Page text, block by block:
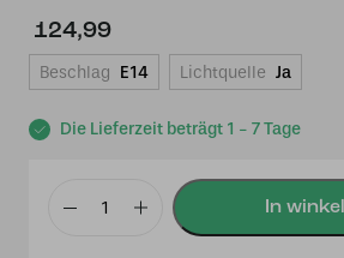
Die Lieferzeit beträgt 1 - 7 Tage
124,99
Beschlag E14 Lichtquelle Ja
Tiffany